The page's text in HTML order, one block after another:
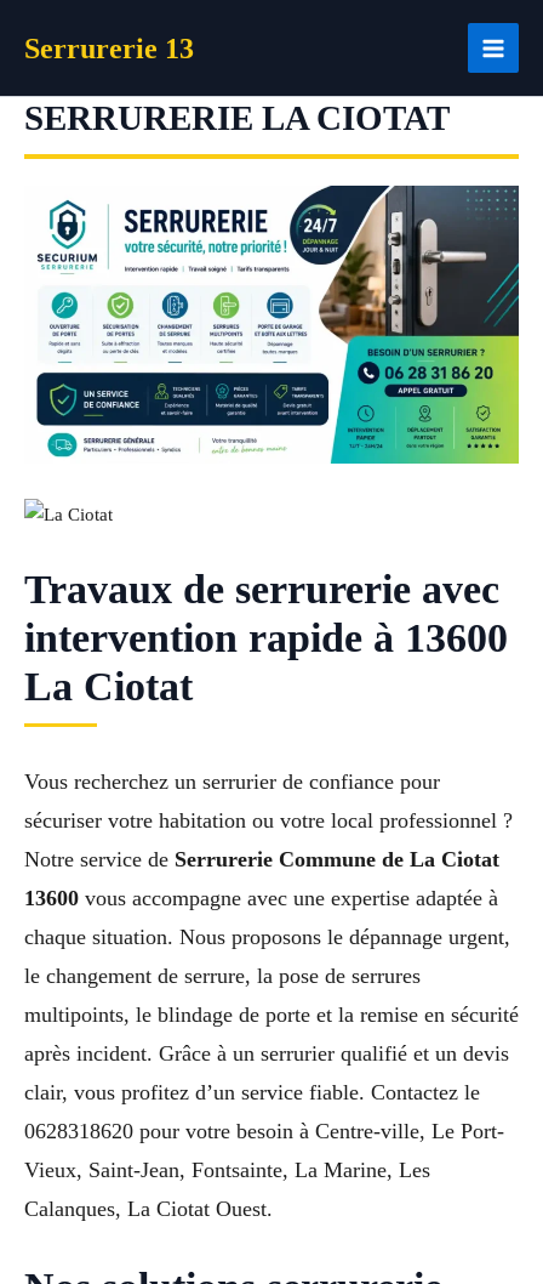
Serrurerie 13
SERRURERIE LA CIOTAT
Travaux de serrurerie avec
intervention rapide à 13600
La Ciotat
Vous recherchez un serrurier de confiance pour
sécuriser votre habitation ou votre local professionnel ?
Notre service de Serrurerie Commune de La Ciotat
13600 vous accompagne avec une expertise adaptée à
chaque situation. Nous proposons le dépannage urgent,
le changement de serrure, la pose de serrures
multipoints, le blindage de porte et la remise en sécurité
après incident. Grâce à un serrurier qualifié et un devis
clair, vous profitez d’un service fiable. Contactez le
0628318620 pour votre besoin à Centre-ville, Le Port-
Vieux, Saint-Jean, Fontsainte, La Marine, Les
Calanques, La Ciotat Ouest.